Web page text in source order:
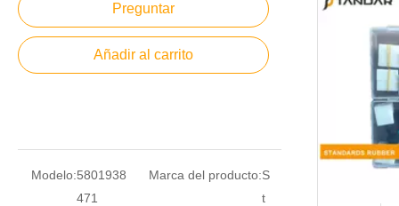
Preguntar
Añadir al carrito
Modelo:5801938
471
Marca del producto:S
t